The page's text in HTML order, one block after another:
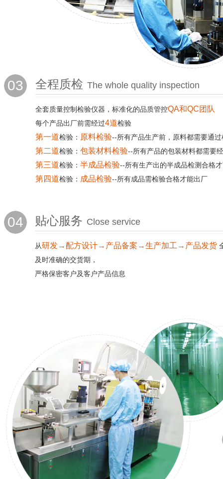
03 全程质检 The whole quality inspection
全套质量控制检验仪器，标准化的品质管控QA和QC团队
每个产品出厂前需经过4道检验
第一道检验： 原料检验--所有产品生产前，原料都需要通
第二道检验： 包装材料检验--所有产品的包装材料都需要
第三道检验： 半成品检验--所有生产出的半成品检测合格
第四道检验： 成品检验--所有成品需检验合格才能出厂
04 贴心服务 Close service
从研发→配方设计→产品备案→生产加工→产品发货
及时准确的交货期，
严格保密客户及客户产品信息